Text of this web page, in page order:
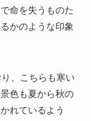
命を失うものた
かのような印象
、こちらも寒い
色も夏から秋の
れているよう